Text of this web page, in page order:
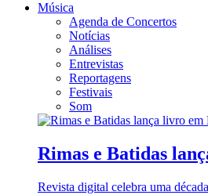
Música
Agenda de Concertos
Notícias
Análises
Entrevistas
Reportagens
Festivais
Som
Rimas e Batidas
Revista digital celebra uma